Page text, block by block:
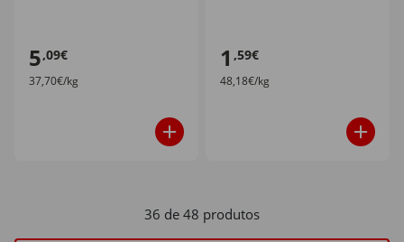
5,09€
37,70€/kg
1 ,59€
48,18€/kg
36 de 48 produtos